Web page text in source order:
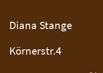
Diana Stange
Körnerstr.4